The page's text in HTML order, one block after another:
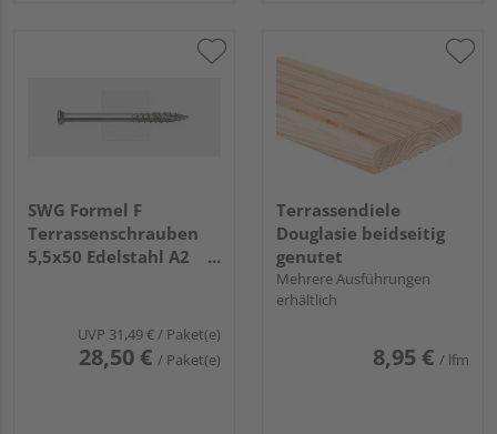
SWG Formel F
Terrassenschrauben
5,5x50 Edelstahl A2
UVP 31,49 €/ Paket(e)
28,50 € / Paket(e)
Terrassendiele
Douglasie beidseitig
genutet
Mehrere Ausführungen
erhältlich
8,95 € / lfm